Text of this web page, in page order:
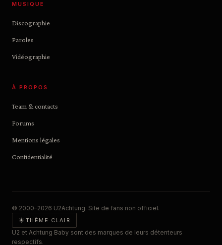
MUSIQUE
Discographie
Paroles
Vidéographie
À PROPOS
Team & contacts
Forums
Mentions légales
Confidentialité
© 2000–2026 U2Achtung. Site de fans non officiel.
☀ THÈME CLAIR
U2 et Achtung Baby sont des marques de leurs détenteurs
respectifs.